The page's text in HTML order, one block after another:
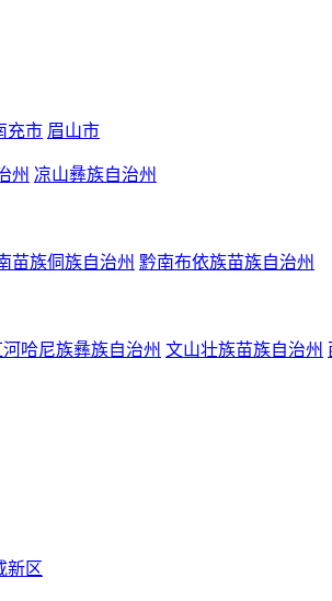
充市 眉山市
州 凉山彝族自治州
苗族侗族自治州 黔南布依族苗族自治州
哈尼族彝族自治州 文山壮族苗族自治州
新区